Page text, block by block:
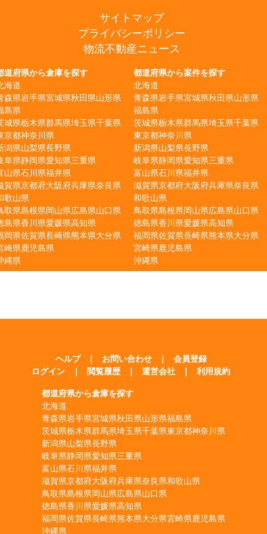
サイトマップ
プライバシーポリシー
物流不動産ニュース
道府県から倉庫を探す
海道
森県岩手県宮城県秋田県山形県
島県
城県栃木県群馬県埼玉県千葉県
京都神奈川県
潟県山梨県長野県
阜県静岡県愛知県三重県
山県石川県福井県
賀県京都府大阪府兵庫県奈良県
歌山県
取県島根県岡山県広島県山口県
島県香川県愛媛県高知県
岡県佐賀県長崎県熊本県大分県
崎県鹿児島県
縄県
都道府県から案件を探す
北海道
青森県岩手県宮城県秋田県山形県
福島県
茨城県栃木県群馬県埼玉県千葉県
東京都神奈川県
新潟県山梨県長野県
岐阜県静岡県愛知県三重県
富山県石川県福井県
滋賀県京都府大阪府兵庫県奈良県
和歌山県
鳥取県島根県岡山県広島県山口県
徳島県香川県愛媛県高知県
福岡県佐賀県長崎県熊本県大分県
宮崎県鹿児島県
沖縄県
ヘルプ ｜ お問い合わせ ｜
会員登録
ログイン
｜ 閲覧履歴 ｜ 運営会社 ｜ 利用規約
都道府県から倉庫を探す
北海道
青森県岩手県宮城県秋田県山形県福島県
茨城県栃木県群馬県埼玉県千葉県東京都神奈川県
新潟県山梨県長野県
岐阜県静岡県愛知県三重県
富山県石川県福井県
滋賀県京都府大阪府兵庫県奈良県和歌山県
鳥取県島根県岡山県広島県山口県
徳島県香川県愛媛県高知県
福岡県佐賀県長崎県熊本県大分県宮崎県鹿児島県
沖縄県